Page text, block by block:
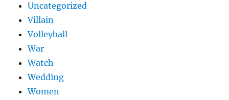
Uncategorized
Villain
Volleyball
War
Watch
Wedding
Women